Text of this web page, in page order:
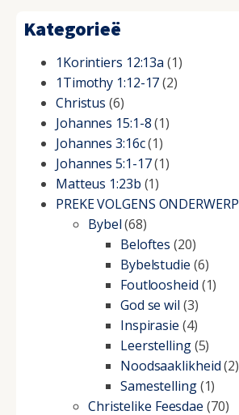
Kategorieë
1Korintiers 12:13a (1)
1Timothy 1:12-17(2)
Christus (6)
Johannes 15:1-8(1)
Johannes 3:16c(1)
Johannes 5:1-17(1)
Matteus 1:23b (1)
PREKE VOLGENS ONDERWERP
Bybel(68)
Beloftes (20)
Bybelstudie (6)
Foutloosheid (1)
God se wil (3)
Inspirasie (4)
Leerstelling(5)
Noodsaaklikheid(2)
Samestelling(1)
Christelike Feesdae (70)